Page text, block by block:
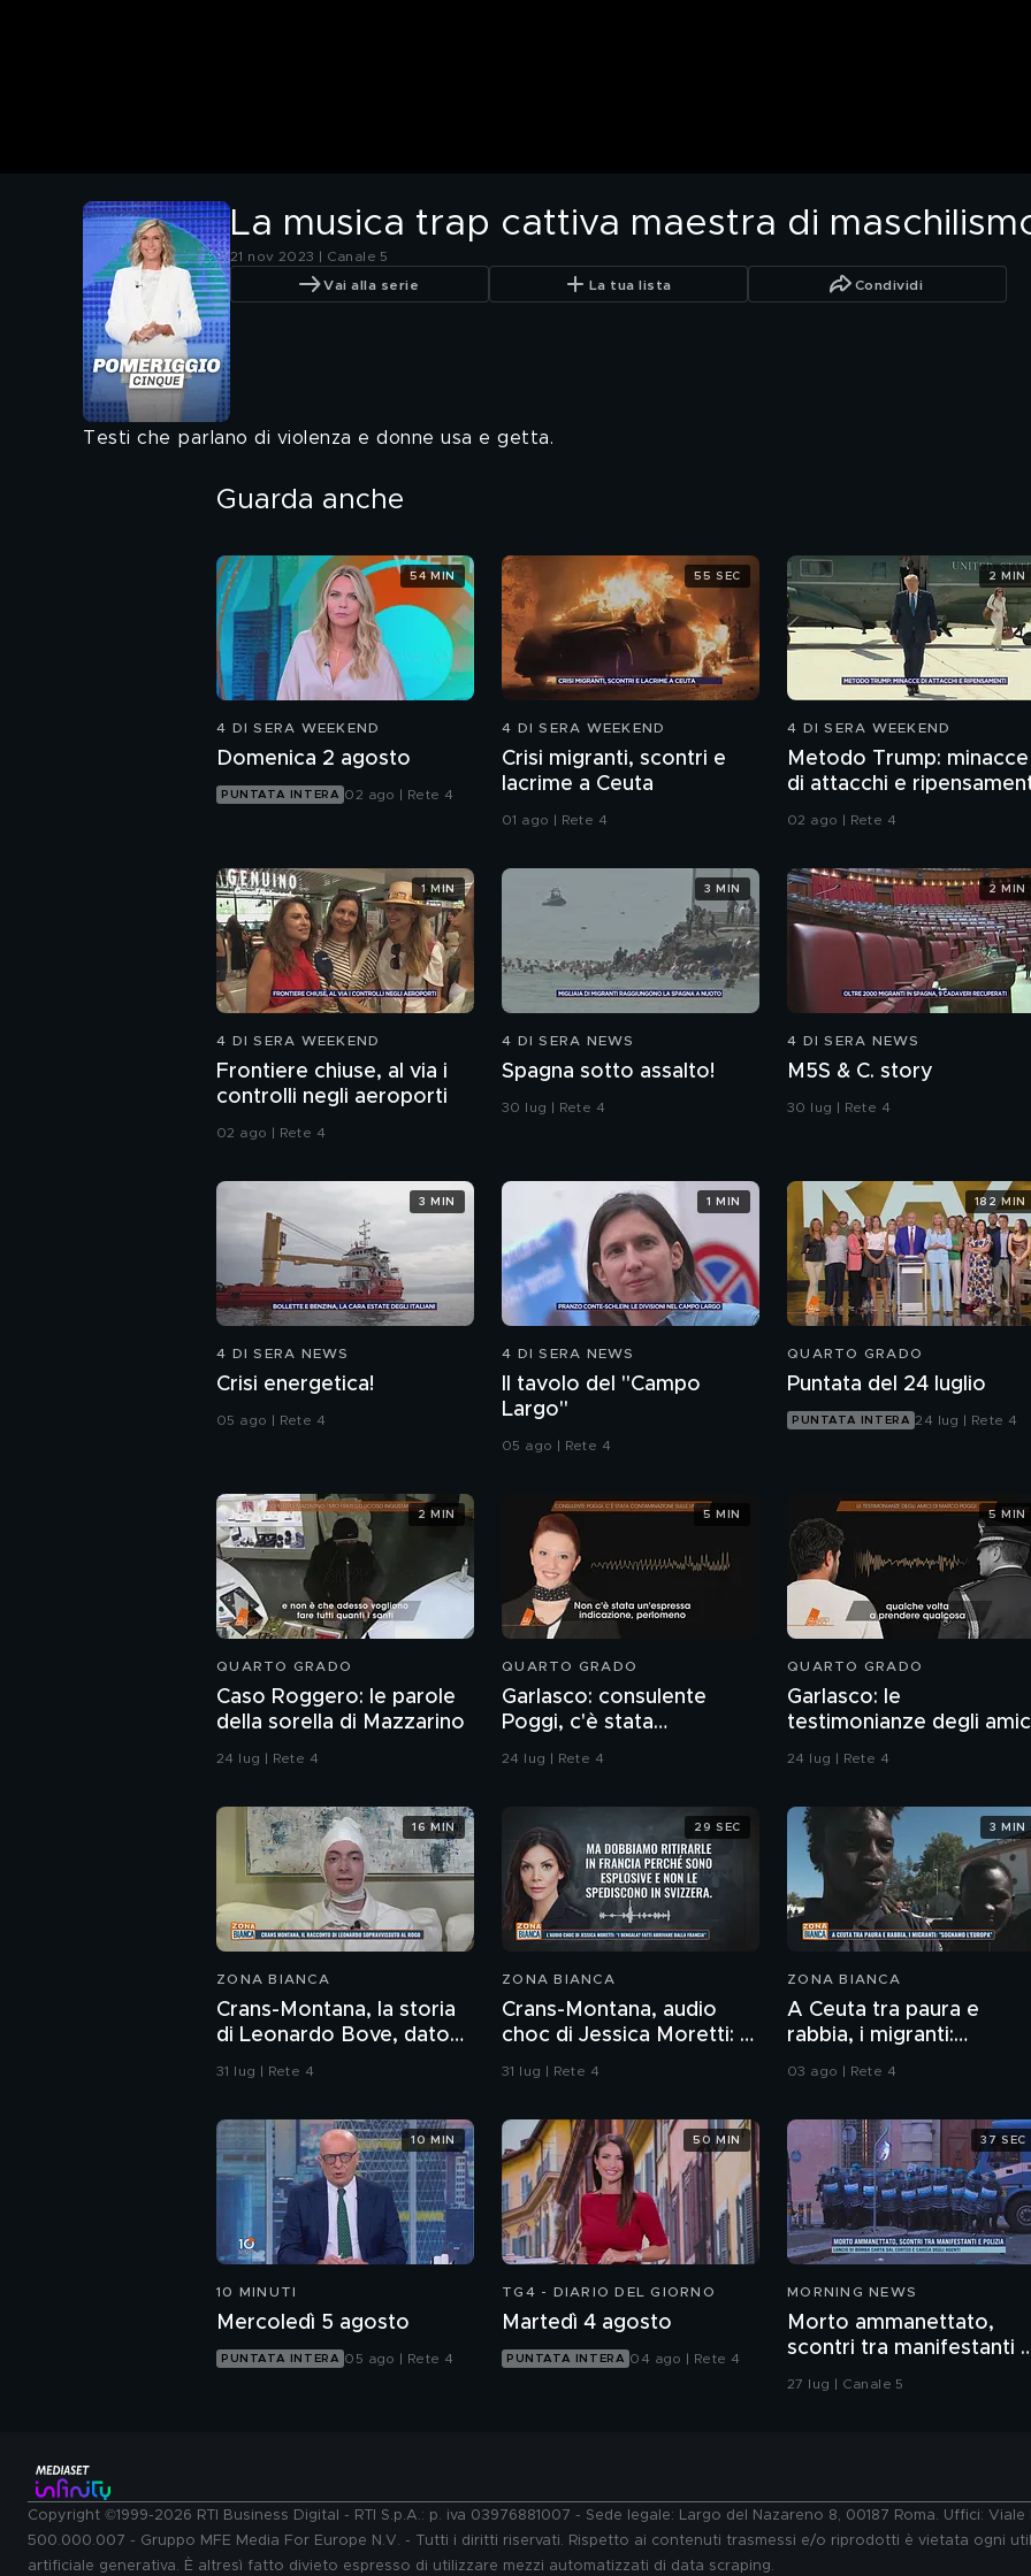
La musica trap cattiva maestra di
21 nov 2023 | Canale 5
Vai alla serie La tua lista Condividi
Testi che parlano di violenza e donne usa e getta.
Guarda anche
4 DI SERA WEEKEND
Domenica 2 agosto
PUNTATA INTERA 02 ago | Rete 4
54 MIN
4 DI SERA WEEKEND
Crisi migranti, scontri e
lacrime a Ceuta
01 ago | Rete 4
55 SEC
4 DI SERA WEEKEND
Metodo Trump: minacce
di attacchi e
02 ago | Rete 4
2 MIN
4 DI SERA WEEKEND
Frontiere chiuse, al via i
controlli negli aeroporti
02 ago | Rete 4
1 MIN
4 DI SERA NEWS
Spagna sotto assalto!
30 lug | Rete 4
3 MIN
4 DI SERA NEWS
M5S & C. story
30 lug | Rete 4
2 MIN
4 DI SERA NEWS
Crisi energetica!
05 ago | Rete 4
3 MIN
4 DI SERA NEWS
Il tavolo del "Campo
Largo"
05 ago | Rete 4
1 MIN
QUARTO GRADO
Puntata del 24 luglio
PUNTATA INTERA 24 lug | Rete 4
182 MIN
QUARTO GRADO
Caso Roggero: le parole
della sorella di Mazzarino
24 lug | Rete 4
2 MIN
QUARTO GRADO
Garlasco: consulente
Poggi, c'è stata
contaminazione sulle
24 lug | Rete 4
5 MIN
QUARTO GRADO
Garlasco: le
testimonianze degli
di Marco Poggi
24 lug | Rete 4
5 MIN
ZONA BIANCA
Crans-Montana, la storia
di Leonardo Bove, dato
per disperso nel rogo
31 lug | Rete 4
16 MIN
ZONA BIANCA
Crans-Montana, audio
choc di Jessica Moretti: "I
bengala? Fatti arrivare
31 lug | Rete 4
29 SEC
ZONA BIANCA
A Ceuta tra paura e
rabbia, i migranti:
"Sognamo l'Europa"
03 ago | Rete 4
3 MIN
10 MINUTI
Mercoledì 5 agosto
PUNTATA INTERA 05 ago | Rete 4
10 MIN
TG4 - DIARIO DEL GIORNO
Martedì 4 agosto
PUNTATA INTERA 04 ago | Rete 4
50 MIN
MORNING NEWS
Morto ammanettato,
scontri tra manifestanti
polizia
27 lug | Canale 5
37 SEC
Copyright ©1999-2026 RTI Business Digital - RTI S.p.A.: p. iva 03976881007 - Sede legale: Largo del Nazareno 8, 00187 Roma. Uffici:
500.000.007 - Gruppo MFE Media For Europe N.V. - Tutti i diritti riservati. Rispetto ai contenuti trasmessi e/o riprodotti è vietata ogni
artificiale generativa. È altresì fatto divieto espresso di utilizzare mezzi automatizzati di data scraping.